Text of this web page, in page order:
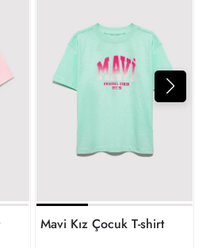
M7610398-71007
Mavi Kız Çocuk T-shirt